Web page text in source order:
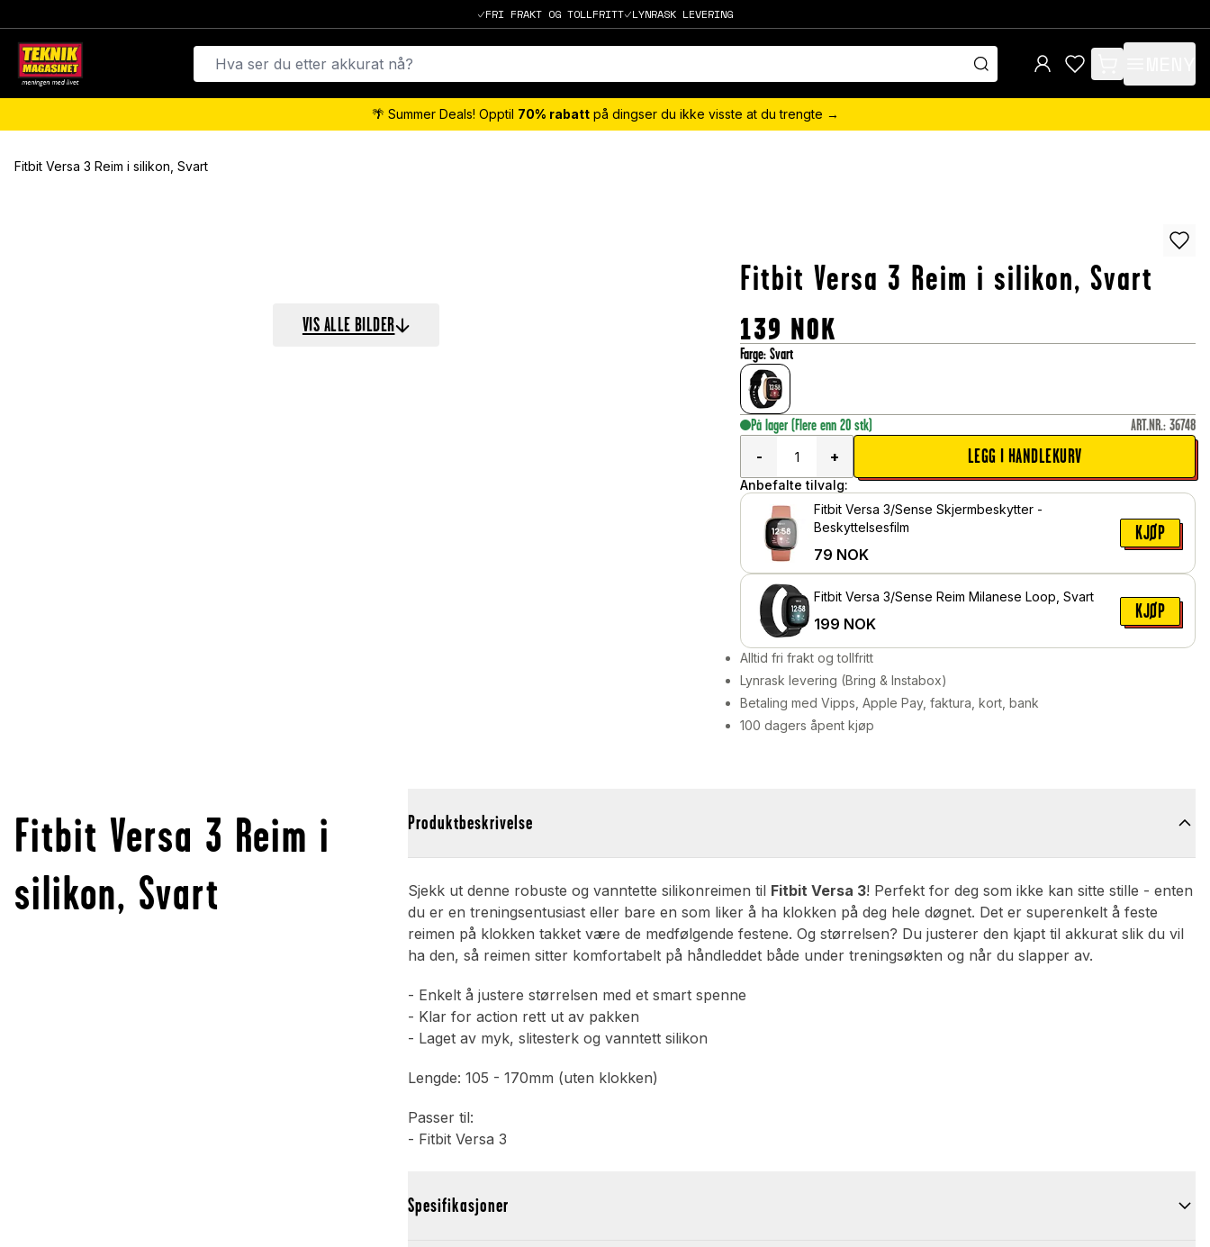
FRI FRAKT OG TOLLFRITT LYNRASK LEVERING
items in cart, view
🌴 Summer Deals! Opptil 70% rabattpå dingser du ikke visste at du trengte →
Fitbit Versa 3 Reim i silikon, Svart
VIS ALLE BILDER
Fitbit Versa 3 Reim i silikon, Svart
139 NOK
Farge:Svart
På lager (Flere enn 20 stk) ART.NR.: 36748
-
+ LEGG I HANDLEKURV
Anbefalte tilvalg:
Fitbit Versa 3/Sense Skjermbeskytter -
Beskyttelsesfilm
79 NOK
KJØP
Fitbit Versa 3/Sense Reim Milanese Loop, Svart
199 NOK
KJØP
Alltid fri frakt og tollfritt
Lynrask levering (Bring & Instabox)
Betaling med Vipps, Apple Pay, faktura, kort, bank
100 dagers åpent kjøp
Fitbit Versa 3 Reim i
silikon, Svart
Produktbeskrivelse
Sjekk ut denne robuste og vanntette silikonreimen til Fitbit Versa 3! Perfekt for deg som ikke kan sitte stille - enten
du er en treningsentusiast eller bare en som liker å ha klokken på deg hele døgnet. Det er superenkelt å feste
reimen på klokken takket være de medfølgende festene. Og størrelsen? Du justerer den kjapt til akkurat slik du vil
ha den, så reimen sitter komfortabelt på håndleddet både under treningsøkten og når du slapper av.
- Enkelt å justere størrelsen med et smart spenne
- Klar for action rett ut av pakken
- Laget av myk, slitesterk og vanntett silikon
Lengde: 105 - 170mm (uten klokken)
Passer til:
- Fitbit Versa 3
Spesifikasjoner